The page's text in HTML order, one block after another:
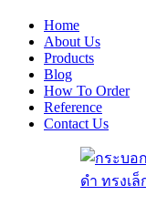
Home
About Us
Products
Blog
How To Order
Reference
Contact Us